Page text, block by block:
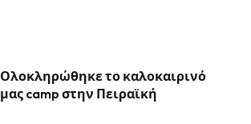
Ολοκληρώθηκε το καλοκαιρινό
μας camp στην Πειραϊκή